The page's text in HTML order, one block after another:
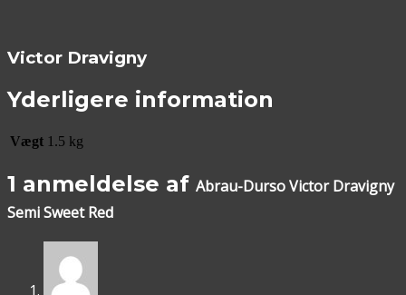
Victor Dravigny
Yderligere information
Vægt 1.5 kg
1 anmeldelse af Abrau-Durso Victor Dravigny
Semi Sweet Red